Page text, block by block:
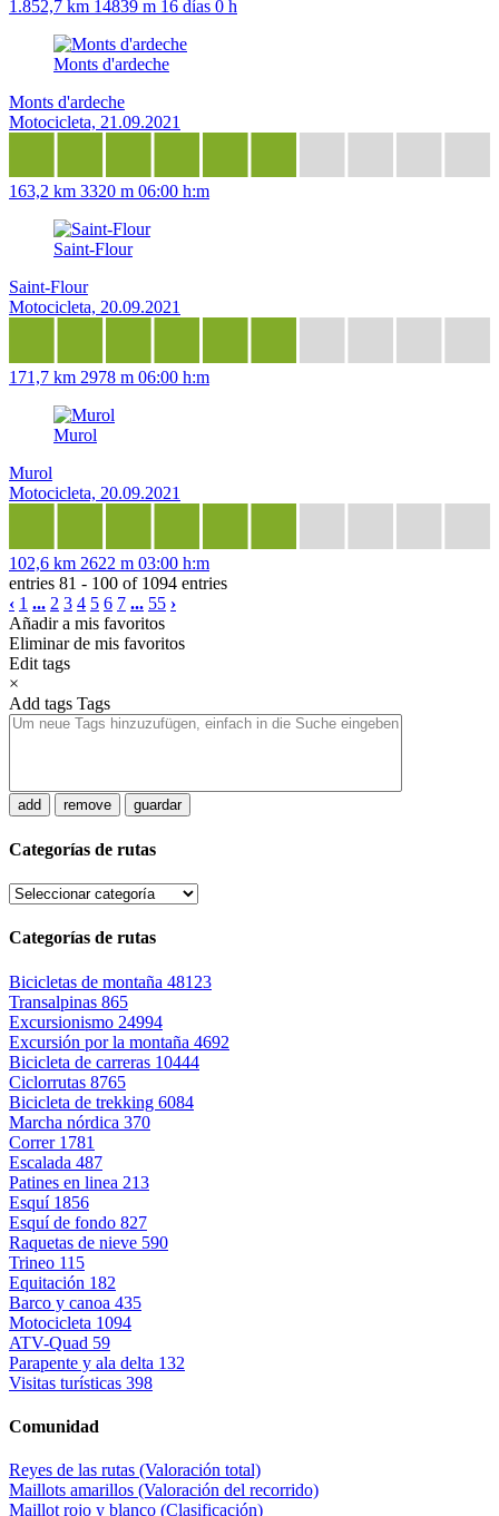
1.852,7 km 14839 m 16 días 0 h
Monts d'ardeche
Monts d'ardeche
Motocicleta, 21.09.2021
163,2 km 3320 m 06:00 h:m
Saint-Flour
Saint-Flour
Motocicleta, 20.09.2021
171,7 km 2978 m 06:00 h:m
Murol
Murol
Motocicleta, 20.09.2021
102,6 km 2622 m 03:00 h:m
entries 81 - 100 of 1094 entries
‹ 1 ... 2 3 4 5 6 7 ... 55 ›
Añadir a mis favoritos
Eliminar de mis favoritos
Edit tags
×
Add tags Tags
add remove guardar
Categorías de rutas
Categorías de rutas
Bicicletas de montaña 48123
Transalpinas 865
Excursionismo 24994
Excursión por la montaña 4692
Bicicleta de carreras 10444
Ciclorrutas 8765
Bicicleta de trekking 6084
Marcha nórdica 370
Correr 1781
Escalada 487
Patines en linea 213
Esquí 1856
Esquí de fondo 827
Raquetas de nieve 590
Trineo 115
Equitación 182
Barco y canoa 435
Motocicleta 1094
ATV-Quad 59
Parapente y ala delta 132
Visitas turísticas 398
Comunidad
Reyes de las rutas (Valoración total)
Maillots amarillos (Valoración del recorrido)
Maillot rojo y blanco (Clasificación)